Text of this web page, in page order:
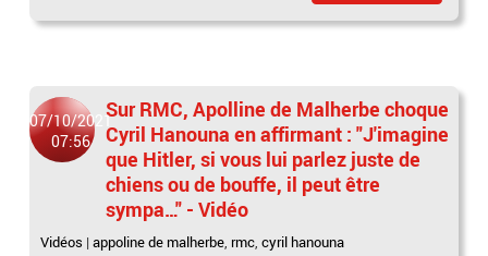
07/10/2021
07:56
Sur RMC, Apolline de Malherbe choque
Cyril Hanouna en affirmant : "J'imagine
que Hitler, si vous lui parlez juste de
chiens ou de bouffe, il peut être
sympa…" - Vidéo
Vidéos |appoline de malherbe, rmc,cyril hanouna